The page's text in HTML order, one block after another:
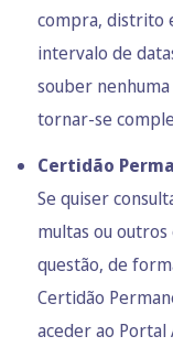
compra, distrito
intervalo de
souber
tornar-se
Certidão
Se quiser
multas ou
questão, de
Certidão
aceder ao Portal